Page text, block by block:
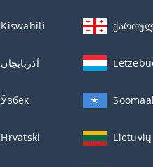
Kiswahili
آذربايجان
Ўзбек
Hrvatski Lietuvių